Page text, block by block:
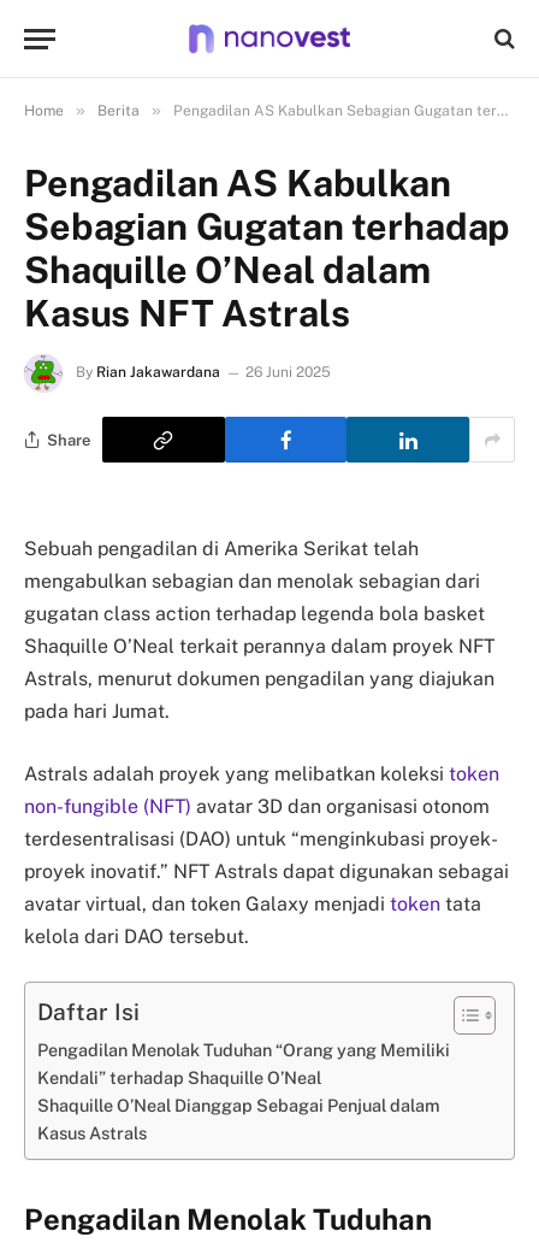
Home » Berita » Pengadilan AS Kabulkan Sebagian Gugatan terhadap Shaquille O’Neal dalam Kasus NFT Astrals
Pengadilan AS Kabulkan
Sebagian Gugatan terhadap
Shaquille O’Neal dalam
Kasus NFT Astrals
By Rian Jakawardana 26 Juni 2025
Share
Sebuah pengadilan di Amerika Serikat telah
mengabulkan sebagian dan menolak sebagian dari
gugatan class action terhadap legenda bola basket
Shaquille O’Neal terkait perannya dalam proyek NFT
Astrals, menurut dokumen pengadilan yang diajukan
pada hari Jumat.
Astrals adalah proyek yang melibatkan koleksi token
non-fungible (NFT) avatar 3D dan organisasi otonom
terdesentralisasi (DAO) untuk “menginkubasi proyek-
proyek inovatif.” NFT Astrals dapat digunakan sebagai
avatar virtual, dan token Galaxy menjadi token tata
kelola dari DAO tersebut.
Daftar Isi
Pengadilan Menolak Tuduhan “Orang yang Memiliki
Kendali” terhadap Shaquille O’Neal
Shaquille O’Neal Dianggap Sebagai Penjual dalam
Kasus Astrals
Pengadilan Menolak Tuduhan